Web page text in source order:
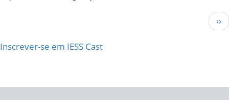
a
da
››
Inscrever-se em IESS Cast